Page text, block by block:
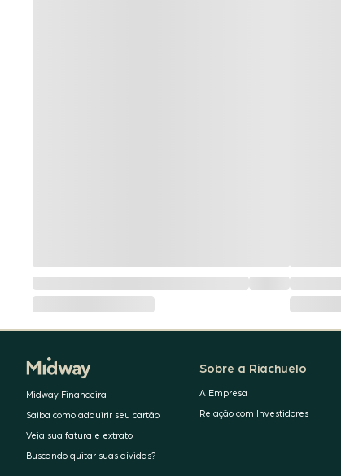
Midway Financeira
Saiba como adquirir seu cartão
Veja sua fatura e extrato
Buscando quitar suas dívidas?
Sobre a Riachuelo
A Empresa
Relação com Investidores